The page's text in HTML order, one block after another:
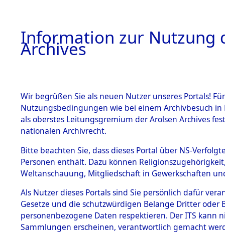
BESTÄNDE
1.
Inhaftierungsdoku
mente
1.2.9 Beim ITS
Effekten
1.2.9.1
Effekten aus
dem KZ
Dachau
0004
Information zur Nutzung
Archives
Wir begrüßen Sie als neuen Nutzer unseres Portals!
Nutzungsbedingungen wie bei einem Archivbesuch
als oberstes Leitungsgremium der Arolsen Archives
nationalen Archivrecht.
Bitte beachten Sie, dass dieses Portal über NS-
Personen enthält. Dazu können
Weltanschauung, Mitgliedschaft in Gewerkschaften
Als Nutzer dieses Portals sind Sie persönlich dafür
Gesetze und die schutzwürdigen Belange Dritter
personenbezogene Daten respektieren. Der ITS
Sammlungen erscheinen, verantwortlich gemacht